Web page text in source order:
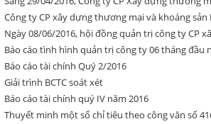
Công ty CP xây dựng thương mại và khoáng
Ngày 08/06/2016, hội đồng quản trị công ty CP
Báo cáo tình hình quản trị công ty 06 tháng đầu
Báo cáo tài chính Quý 2/2016
Giải trình BCTC soát xét
Báo cáo tài chính quý IV năm 2016
Thuyết minh một số chỉ tiêu theo công văn số